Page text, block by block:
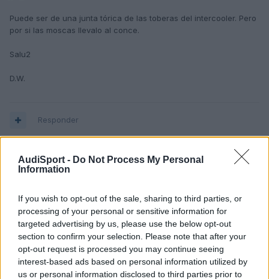
AudiSport - Do Not Process My Personal
Information
If you wish to opt-out of the sale, sharing to third parties, or
processing of your personal or sensitive information for
targeted advertising by us, please use the below opt-out
section to confirm your selection. Please note that after your
opt-out request is processed you may continue seeing
interest-based ads based on personal information utilized by
us or personal information disclosed to third parties prior to
Puede ser de una junta tórica de las toberas del intercooler. Pero
por si las moscas llevalo al conce.
Salu2
D.W.
Responder
wallas
Sin duda debes ponerlo en conocimiento del concesionario
cuando hagas la revisión y exigir que se ocupen de corregir esos
goteos......estamos hablando de un coche nuevo, corcho!!
Con respecto al líquido refrigerante, el circuito de refrigeración
es estanco y por lo tanto sin fugas...deben corregirlo sin lugar a
dudas.